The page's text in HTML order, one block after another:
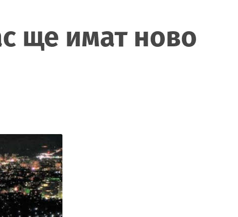
ще имат ново